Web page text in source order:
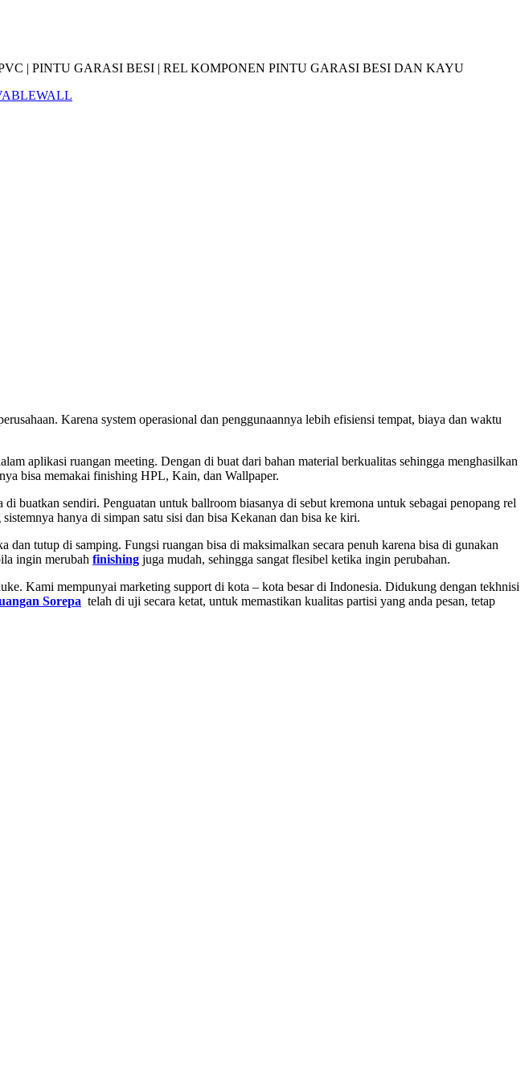
| PINTU GARASI BESI | REL KOMPONEN PINTU GARASI BESI DAN KAYU
Karena system operasional dan penggunaannya lebih efisiensi tempat, biaya dan waktu
aplikasi ruangan meeting. Dengan di buat dari bahan material berkualitas sehingga menghasilkan
bisa memakai finishing HPL, Kain, dan Wallpaper.
di buatkan sendiri. Penguatan untuk ballroom biasanya di sebut kremona untuk sebagai penopang rel
hanya di simpan satu sisi dan bisa Kekanan dan bisa ke kiri.
dan tutup di samping. Fungsi ruangan bisa di maksimalkan secara penuh karena bisa di gunakan
ingin merubah finishing juga mudah, sehingga sangat flesibel ketika ingin perubahan.
Kami mempunyai marketing support di kota – kota besar di Indonesia. Didukung dengan tekhnisi
Sorepa telah di uji secara ketat, untuk memastikan kualitas partisi yang anda pesan, tetap